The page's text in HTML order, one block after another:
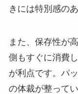
きには特別感の
また、保存性が
側もすぐに消費
が利点です。パ
の体裁が整って